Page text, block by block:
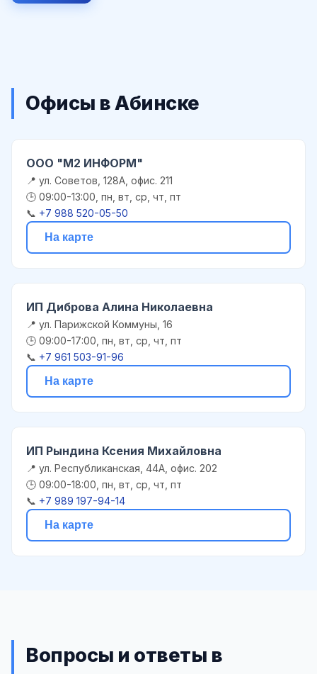
Офисы в Абинске
ООО "М2 ИНФОРМ"
📍 ул. Советов, 128А, офис. 211
🕒 09:00-13:00, пн, вт, ср, чт, пт
📞 +7 988 520-05-50
На карте
ИП Диброва Алина Николаевна
📍 ул. Парижской Коммуны, 16
🕒 09:00-17:00, пн, вт, ср, чт, пт
📞 +7 961 503-91-96
На карте
ИП Рындина Ксения Михайловна
📍 ул. Республиканская, 44А, офис. 202
🕒 09:00-18:00, пн, вт, ср, чт, пт
📞 +7 989 197-94-14
На карте
Вопросы и ответы в